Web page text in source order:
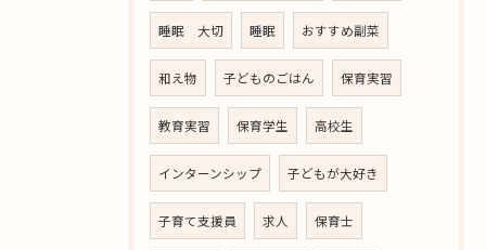
睡眠 大切 睡眠 おすすめ副菜
和え物 子どものごはん 保育実習
教育実習 保育学生 高校生
インターンシップ 子どもが大好き
子育て支援員 求人 保育士